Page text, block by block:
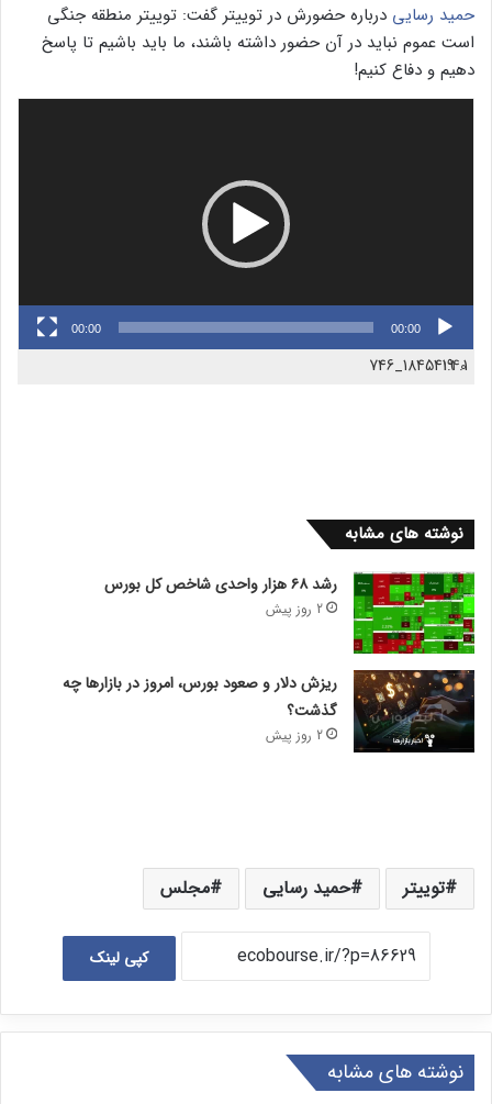
حمید رسایی درباره حضورش در توییتر گفت: توییتر منطقه جنگی
است عموم نباید در آن حضور داشته باشند، ما باید باشیم تا پاسخ
دهیم و دفاع کنیم!
00:00
00:00
1.
1845419_7461:40
نوشته های مشابه
رشد ۶۸ هزار واحدی شاخص کل بورس
2 روز پیش
ریزش دلار و صعود بورس، امروز در بازارها چه
گذشت؟
2 روز پیش
توییتر حمید رسایی مجلس
کپی لینک
نوشته های مشابه